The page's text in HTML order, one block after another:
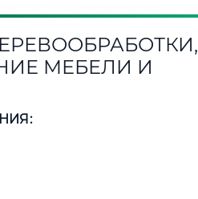
МЕБЕЛИ И